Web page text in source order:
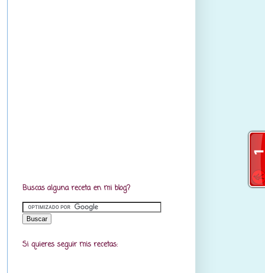
Buscas alguna receta en mi blog?
Si quieres seguir mis recetas: